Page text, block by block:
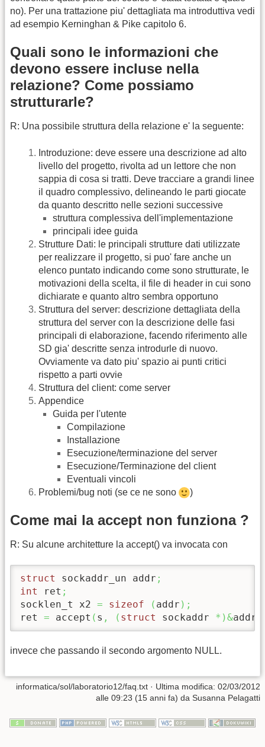
no). Per una trattazione piu' dettagliata ma introduttiva vedi
ad esempio Kerninghan & Pike capitolo 6.
Quali sono le informazioni che
devono essere incluse nella
relazione? Come possiamo
strutturarle?
R: Una possibile struttura della relazione e' la seguente:
Introduzione: deve essere una descrizione ad alto
livello del progetto, rivolta ad un lettore che non
sappia di cosa si tratti. Deve tracciare a grandi linee
il quadro complessivo, delineando le parti giocate
da quanto descritto nelle sezioni successive
struttura complessiva dell'implementazione
principali idee guida
Strutture Dati: le principali strutture dati utilizzate
per realizzare il progetto, si puo' fare anche un
elenco puntato indicando come sono strutturate, le
motivazioni della scelta, il file di header in cui sono
dichiarate e quanto altro sembra opportuno
Struttura del server: descrizione dettagliata della
struttura del server con la descrizione delle fasi
principali di elaborazione, facendo riferimento alle
SD gia' descritte senza introdurle di nuovo.
Ovviamente va dato piu' spazio ai punti critici
rispetto a parti ovvie
Struttura del client: come server
Appendice
Guida per l'utente
Compilazione
Installazione
Esecuzione/terminazione del server
Esecuzione/Terminazione del client
Eventuali vincoli
Problemi/bug noti (se ce ne sono
)
Come mai la accept non funziona ?
R: Su alcune architetture la accept() va invocata con
struct sockaddr_un addr ;
int
ret ;
socklen_t x2 = sizeof ( addr ) ;
ret = accept ( s , ( struct sockaddr * )&addr
invece che passando il secondo argomento NULL.
informatica/sol/laboratorio12/faq.txt · Ultima modifica: 02/03/2012
alle 09:23 (15 anni fa) da Susanna Pelagatti